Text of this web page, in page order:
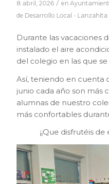
8 abril, 2026 / en
de Desarrollo Local - Lanzahíta
Durante las vacaciones
instalado el aire
del colegio en las que
Así, teniendo en cuenta
junio cada año son más
alumnas de nuestro
más confortables
¡¡Que disfrutéis